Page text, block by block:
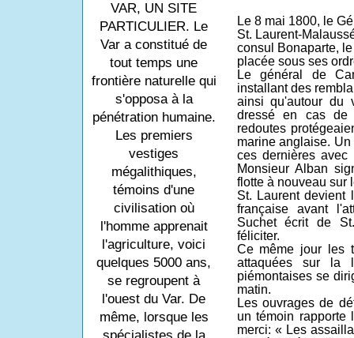
VAR, UN SITE
PARTICULIER. Le
Var a constitué de
tout temps une
frontière naturelle qui
s'opposa à la
pénétration humaine.
Les premiers
vestiges
mégalithiques,
témoins d'une
civilisation où
l'homme apprenait
l'agriculture, voici
quelques 5000 ans,
se regroupent à
l'ouest du Var. De
même, lorsque les
Le 8 mai 1800, le
St. Laurent-
consul Bonaparte,
placée sous ses
Le général de
installant des
ainsi qu'autour du
dressé en cas
redoutes
marine anglaise.
ces dernières
Monsieur Alban
flotte à nouveau sur
St. Laurent devient
française avant
Suchet écrit de
féliciter.
Ce même jour les
attaquées sur la
piémontaises se
matin.
Les ouvrages de
un témoin rapporte
merci: « Les